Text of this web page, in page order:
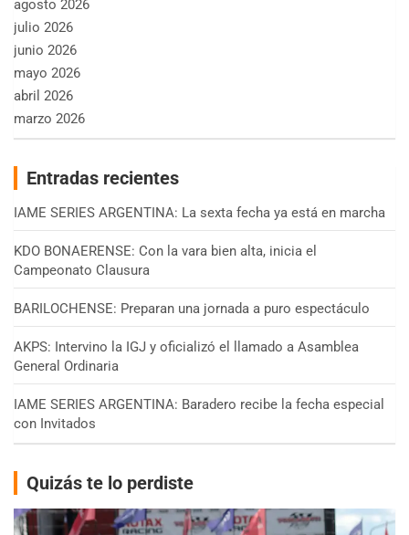
agosto 2026
julio 2026
junio 2026
mayo 2026
abril 2026
marzo 2026
Entradas recientes
IAME SERIES ARGENTINA: La sexta fecha ya está en marcha
KDO BONAERENSE: Con la vara bien alta, inicia el
Campeonato Clausura
BARILOCHENSE: Preparan una jornada a puro espectáculo
AKPS: Intervino la IGJ y oficializó el llamado a Asamblea
General Ordinaria
IAME SERIES ARGENTINA: Baradero recibe la fecha especial
con Invitados
Quizás te lo perdiste